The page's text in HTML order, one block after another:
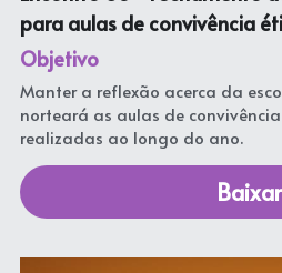
para aulas de convivência
Objetivo
Manter a reflexão acerca da
norteará as aulas de
realizadas ao longo do ano.
Baixar